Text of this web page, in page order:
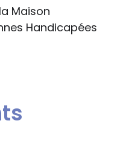
Maison
Handicapées